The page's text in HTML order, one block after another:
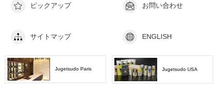
ピックアップ お問い合わせ
サイトマップ ENGLISH
Jugetsudo Paris Jugetsudo USA